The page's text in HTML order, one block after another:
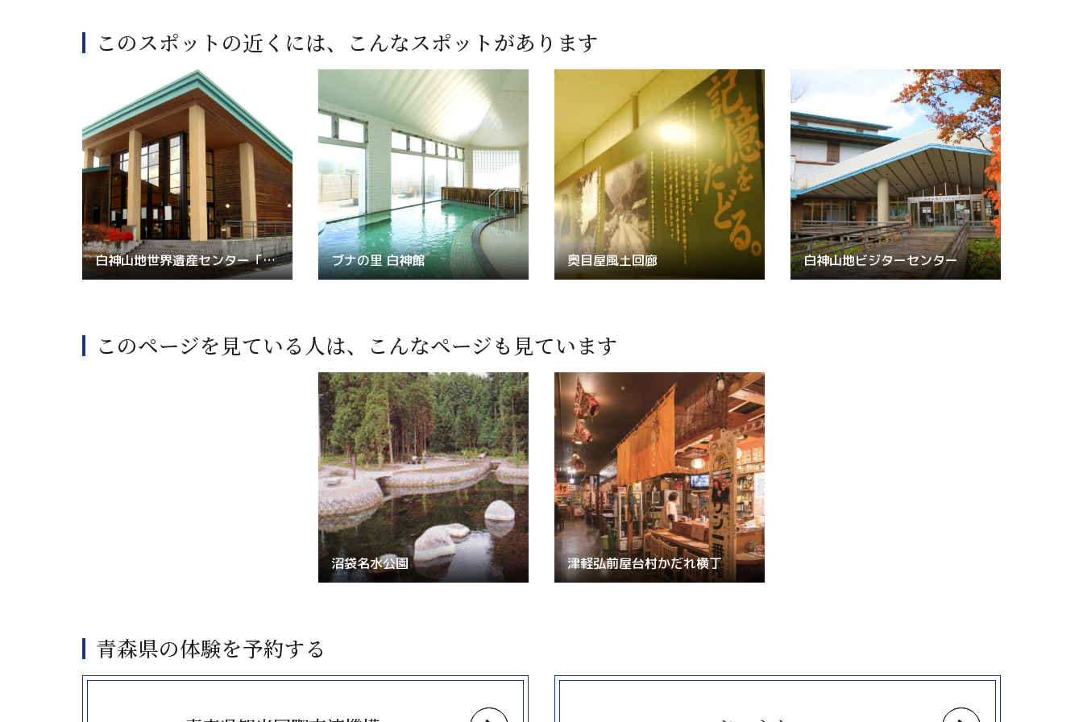
このスポットの近くには、 こんなスポットがあります
白神山地世界遺産センター「西目屋館」 ブナの里 白神館 奥目屋風土回廊 白神山地ビジターセンター
このページを見ている人は、 こんなページも見ています
沼袋名水公園 津軽弘前屋台村かだれ横丁
青森県の体験を予約する
more more